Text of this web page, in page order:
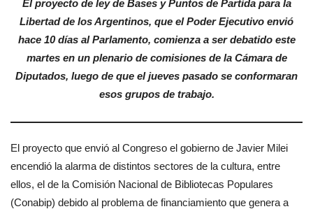
El proyecto de ley de Bases y Puntos de Partida para la
Libertad de los Argentinos, que el Poder Ejecutivo envió
hace 10 días al Parlamento, comienza a ser debatido este
martes en un plenario de comisiones de la Cámara de
Diputados, luego de que el jueves pasado se conformaran
esos grupos de trabajo.
El proyecto que envió al Congreso el gobierno de Javier Milei
encendió la alarma de distintos sectores de la cultura, entre
ellos, el de la Comisión Nacional de Bibliotecas Populares
(Conabip) debido al problema de financiamiento que genera a